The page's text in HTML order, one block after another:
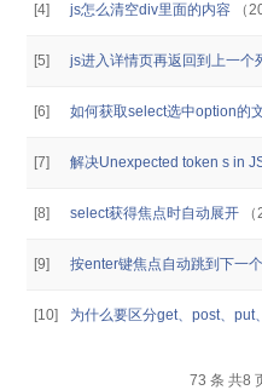
[4] js怎么清空div里面的内容 （
[5] js进入详情页再返回到上一个
[6] 如何获取select选中option的
[7] 解决Unexpected token s in
[8] select获得焦点时自动展开
[9] 按enter键焦点自动跳到下一
[10] 为什么要区分get、post、put
73 条 共8